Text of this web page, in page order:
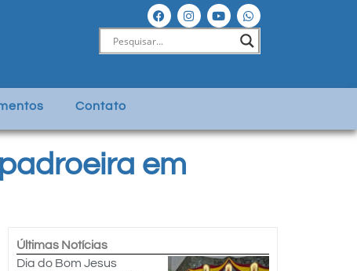
Contato
em
Últimas Notícias
Dia do Bom Jesus